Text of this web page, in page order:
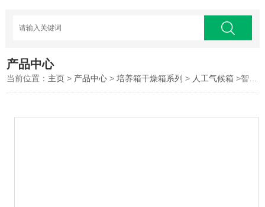
产品中心
当前位置： 主页 > 产品中心 >培养箱干燥箱系列 > 人工气候箱 >智能人工气候箱